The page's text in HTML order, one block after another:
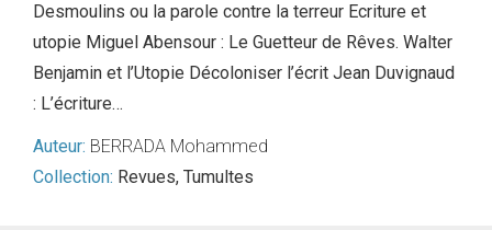
Desmoulins ou la parole contre la terreur Ecriture et
utopie Miguel Abensour : Le Guetteur de Rêves. Walter
Benjamin et l’Utopie Décoloniser l’écrit Jean Duvignaud
: L’écriture…
Auteur: BERRADA Mohammed
Collection: Revues, Tumultes